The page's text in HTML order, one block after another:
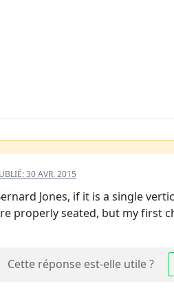
30 AVR. 2015
Jones, if it is a single
properly seated, but my first
Cette réponse est-elle utile ?